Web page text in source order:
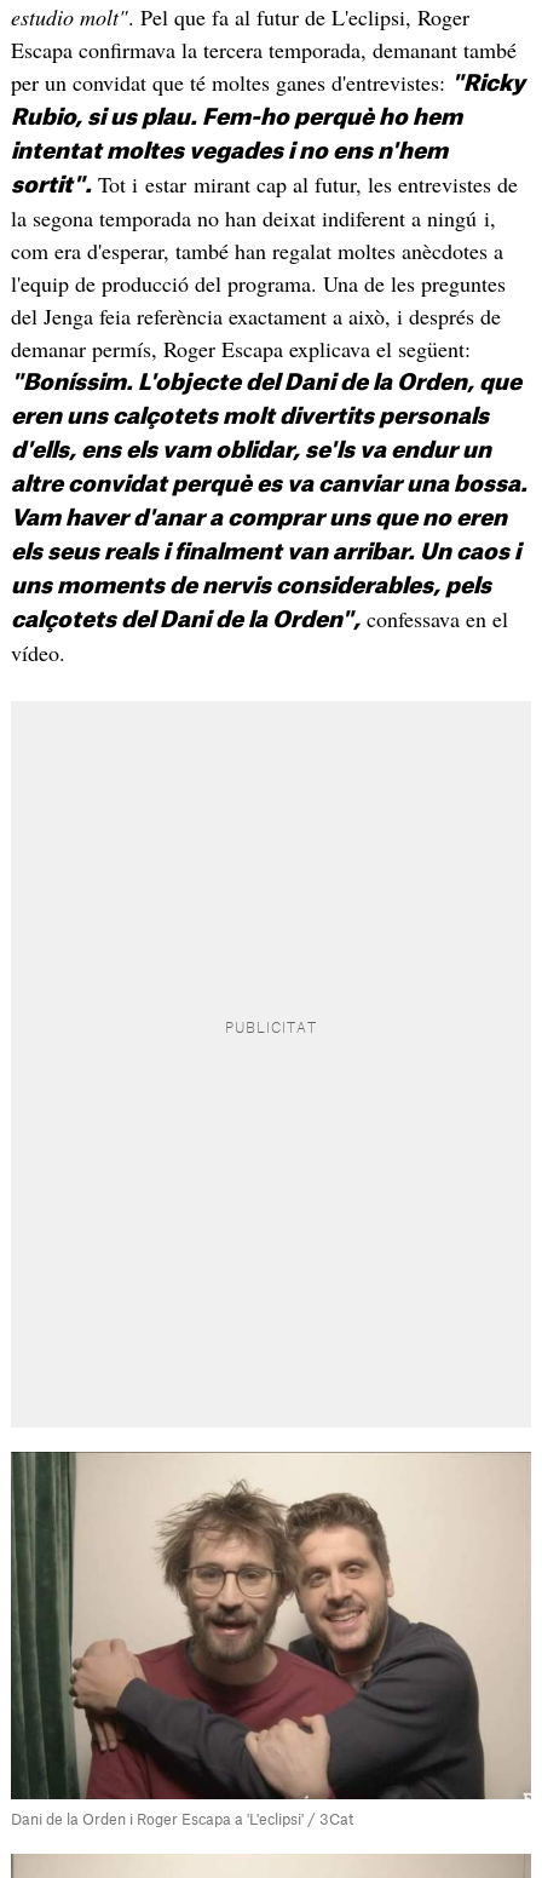
estudio molt". Pel que fa al futur de L'eclipsi, Roger
Escapa confirmava la tercera temporada, demanant també
per un convidat que té moltes ganes d'entrevistes: "Ricky
Rubio, si us plau. Fem-ho perquè ho hem
intentat moltes vegades i no ens n'hem
sortit".Tot i estar mirant cap al futur, les entrevistes de
la segona temporada no han deixat indiferent a ningú i,
com era d'esperar, també han regalat moltes anècdotes a
l'equip de producció del programa. Una de les preguntes
del Jenga feia referència exactament a això, i després de
demanar permís, Roger Escapa explicava el següent:
"Boníssim. L'objecte del Dani de la Orden, que
eren uns calçotets molt divertits personals
d'ells, ens els vam oblidar, se'ls va endur un
altre convidat perquè es va canviar una bossa.
Vam haver d'anar a comprar uns que no eren
els seus reals i finalment van arribar. Un caos i
uns moments de nervis considerables, pels
calçotets del Dani de la Orden",confessava en el
vídeo.
Dani de la Orden i Roger Escapa a 'L'eclipsi' / 3Cat